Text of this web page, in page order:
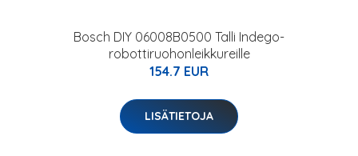
Bosch DIY 06008B0500 Talli Indego-
robottiruohonleikkureille
154.7 EUR
LISÄTIETOJA